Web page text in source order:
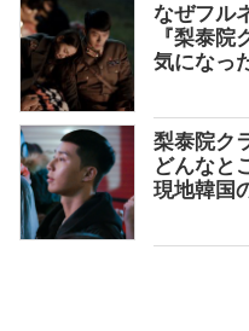
なぜフル
『梨泰
気になっ
梨泰院ク
どんなと
現地韓国